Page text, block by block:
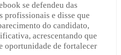
se defendeu das
profissionais e disse que
do candidato,
acrescentando que
oportunidade de fortalecer